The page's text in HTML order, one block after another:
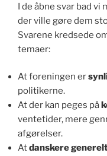
I de åbne svar bad
der ville gøre dem
Svarene kredsede
temaer:
At foreningen er
politikerne.
At der kan peges på
ventetider, mere
afgørelser.
Atdanskere